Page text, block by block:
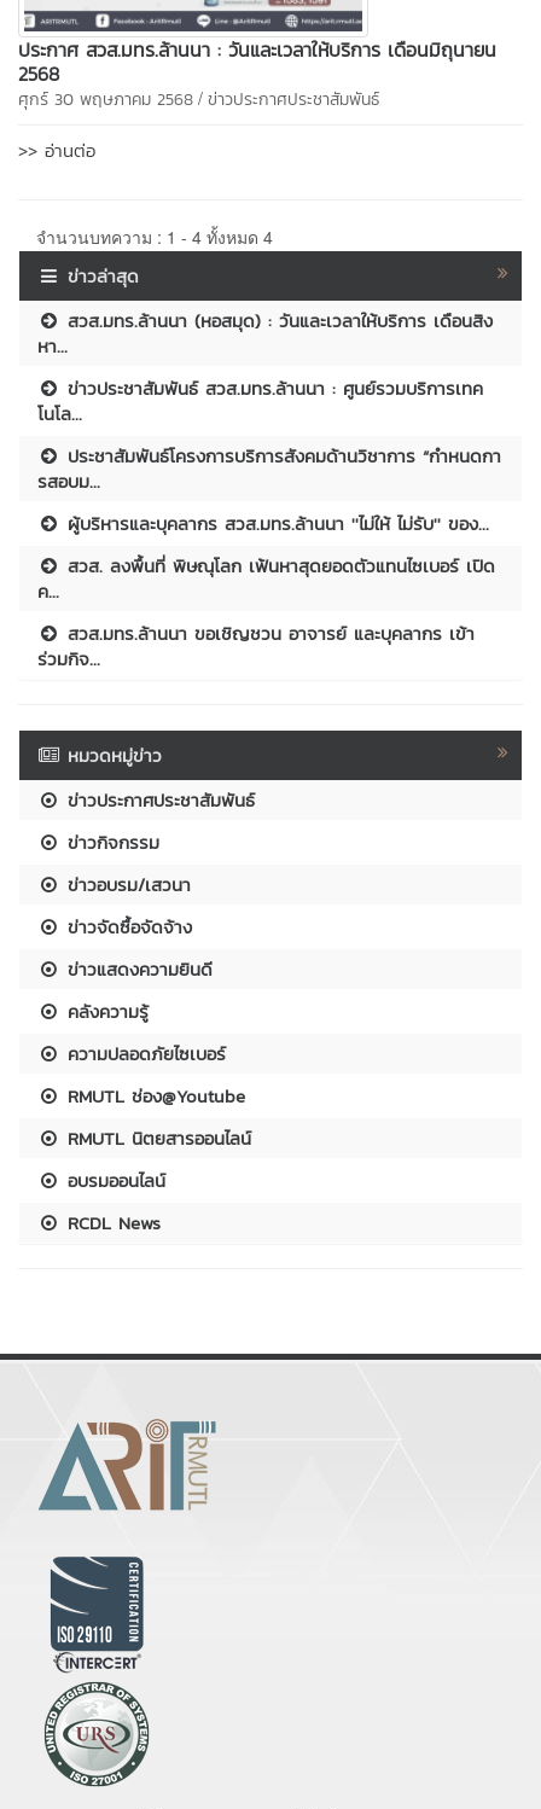
ประกาศ สวส.มทร.ล้านนา : วันและเวลาให้บริการ เดือนมิถุนายน
2568
ศุกร์ 30 พฤษภาคม 2568 / ข่าวประกาศประชาสัมพันธ์
>> อ่านต่อ
จำนวนบทความ : 1 - 4 ทั้งหมด 4
ข่าวล่าสุด
สวส.มทร.ล้านนา (หอสมุด) : วันและเวลาให้บริการ เดือนสิง
หา...
ข่าวประชาสัมพันธ์ สวส.มทร.ล้านนา : ศูนย์รวมบริการเทค
โนโล...
ประชาสัมพันธ์โครงการบริการสังคมด้านวิชาการ “กำหนดกา
รสอบม...
ผู้บริหารและบุคลากร สวส.มทร.ล้านนา ''ไม่ให้ ไม่รับ'' ของ...
สวส. ลงพื้นที่ พิษณุโลก เฟ้นหาสุดยอดตัวแทนไซเบอร์ เปิด
ค...
สวส.มทร.ล้านนา ขอเชิญชวน อาจารย์ และบุคลากร เข้า
ร่วมกิจ...
หมวดหมู่ข่าว
ข่าวประกาศประชาสัมพันธ์
ข่าวกิจกรรม
ข่าวอบรม/เสวนา
ข่าวจัดซื้อจัดจ้าง
ข่าวแสดงความยินดี
คลังความรู้
ความปลอดภัยไซเบอร์
RMUTL ช่อง@Youtube
RMUTL นิตยสารออนไลน์
อบรมออนไลน์
RCDL News